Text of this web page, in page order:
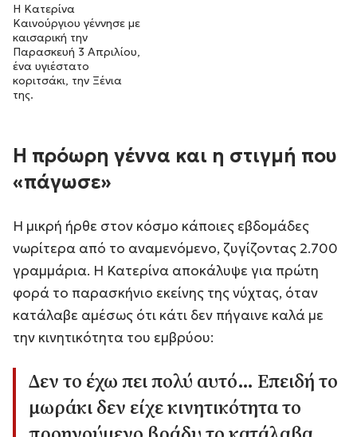
Η Κατερίνα
Καινούργιου γέννησε με
καισαρική την
Παρασκευή 3 Απριλίου,
ένα υγιέστατο
κοριτσάκι, την Ξένια
της.
Η πρόωρη γέννα και η στιγμή που
«πάγωσε»
Η μικρή ήρθε στον κόσμο κάποιες εβδομάδες
νωρίτερα από το αναμενόμενο, ζυγίζοντας 2.700
γραμμάρια. Η Κατερίνα αποκάλυψε για πρώτη
φορά το παρασκήνιο εκείνης της νύχτας, όταν
κατάλαβε αμέσως ότι κάτι δεν πήγαινε καλά με
την κινητικότητα του εμβρύου:
Δεν το έχω πει πολύ αυτό… Επειδή το
μωράκι δεν είχε κινητικότητα το